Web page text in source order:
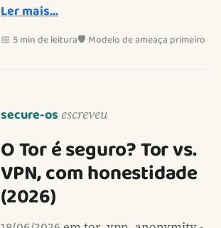
Ler mais…
📅 5 min de leitura🛡️ Modelo de ameaça primeiro
secure-os escreveu
O Tor é seguro? Tor vs.
VPN, com honestidade
(2026)